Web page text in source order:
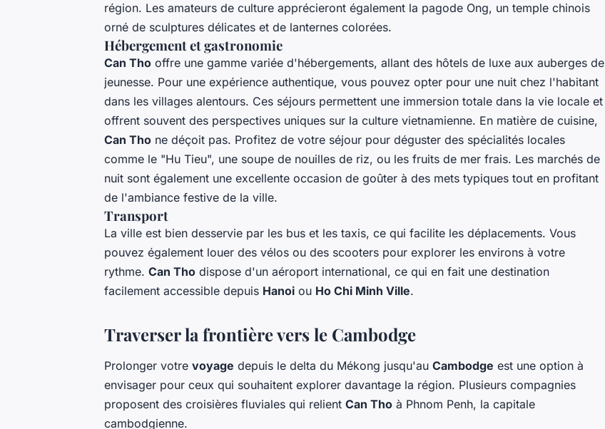
région. Les amateurs de culture apprécieront également la pagode Ong, un temple chinois
orné de sculptures délicates et de lanternes colorées.
Hébergement et gastronomie
Can Tho offre une gamme variée d'hébergements, allant des hôtels de luxe aux auberges de
jeunesse. Pour une expérience authentique, vous pouvez opter pour une nuit chez l'habitant
dans les villages alentours. Ces séjours permettent une immersion totale dans la vie locale et
offrent souvent des perspectives uniques sur la culture vietnamienne. En matière de cuisine,
Can Tho ne déçoit pas. Profitez de votre séjour pour déguster des spécialités locales
comme le "Hu Tieu", une soupe de nouilles de riz, ou les fruits de mer frais. Les marchés de
nuit sont également une excellente occasion de goûter à des mets typiques tout en profitant
de l'ambiance festive de la ville.
Transport
La ville est bien desservie par les bus et les taxis, ce qui facilite les déplacements. Vous
pouvez également louer des vélos ou des scooters pour explorer les environs à votre
rythme. Can Tho dispose d'un aéroport international, ce qui en fait une destination
facilement accessible depuis Hanoi ou Ho Chi Minh Ville.
Traverser la frontière vers le Cambodge
Prolonger votre voyage depuis le delta du Mékong jusqu'au Cambodge est une option à
envisager pour ceux qui souhaitent explorer davantage la région. Plusieurs compagnies
proposent des croisières fluviales qui relient Can Tho à Phnom Penh, la capitale
cambodgienne.